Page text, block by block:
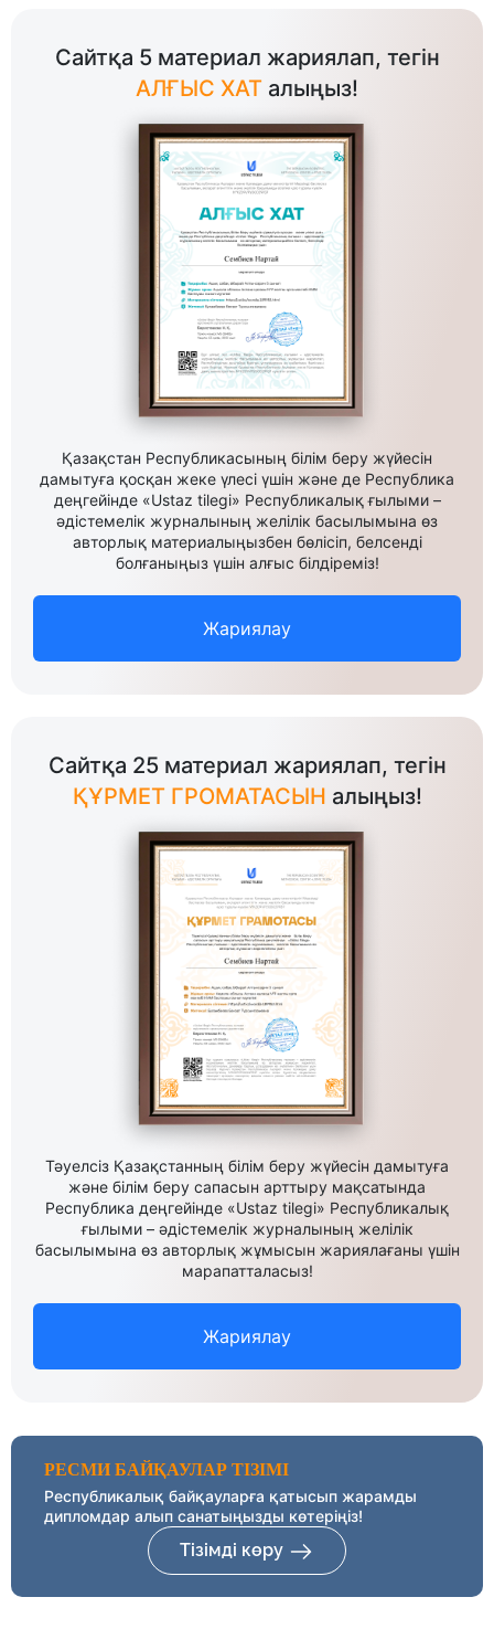
Сайтқа 5 материал жариялап, тегін
АЛҒЫС ХАТ алыңыз!
Қазақстан Республикасының білім беру жүйесін
дамытуға қосқан жеке үлесі үшін және де Республика
деңгейінде «Ustaz tilegi» Республикалық ғылыми –
әдістемелік журналының желілік басылымына өз
авторлық материалыңызбен бөлісіп, белсенді
болғаныңыз үшін алғыс білдіреміз!
Жариялау
Сайтқа 25 материал жариялап, тегін
ҚҰРМЕТ ГРОМАТАСЫН алыңыз!
Тәуелсіз Қазақстанның білім беру жүйесін дамытуға
және білім беру сапасын арттыру мақсатында
Республика деңгейінде «Ustaz tilegi» Республикалық
ғылыми – әдістемелік журналының желілік
басылымына өз авторлық жұмысын жариялағаны үшін
марапатталасыз!
Жариялау
РЕСМИ БАЙҚАУЛАР ТІЗІМІ
Республикалық байқауларға қатысып жарамды
дипломдар алып санатыңызды көтеріңіз!
Тізімді көру